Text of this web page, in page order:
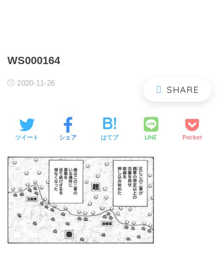
WS000164
2020-11-26
ツイート シェア はてブ LINE Pocket